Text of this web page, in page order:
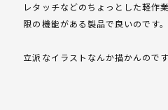
レタッチなどのちょっとした軽作
限の機能がある製品で良いのです。
立派なイラストなんか描かんのです